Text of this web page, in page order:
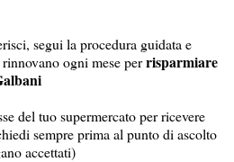
segui la procedura guidata e
ogni mese perrisparmiare
del tuo supermercato per ricevere
sempre prima al punto di ascolto
accettati)